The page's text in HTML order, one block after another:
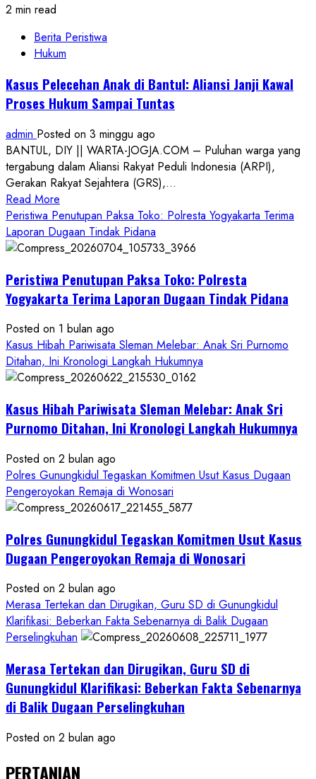
2 min read
Berita Peristiwa
Hukum
Kasus Pelecehan Anak di Bantul: Aliansi Janji Kawal
Proses Hukum Sampai Tuntas
admin Posted on 3 minggu ago
BANTUL, DIY || WARTA-JOGJA.COM – Puluhan warga yang
tergabung dalam Aliansi Rakyat Peduli Indonesia (ARPI),
Gerakan Rakyat Sejahtera (GRS),...
Read More
more
about
Kasus
Anak
di
Aliansi
Janji
Kawal
Proses
Sampai
Tuntas
Peristiwa Penutupan Paksa Toko: Polresta Yogyakarta Terima
Laporan Dugaan Tindak Pidana
Peristiwa Penutupan Paksa Toko: Polresta
Yogyakarta Terima Laporan Dugaan Tindak Pidana
Posted on 1 bulan ago
Kasus Hibah Pariwisata Sleman Melebar: Anak Sri Purnomo
Ditahan, Ini Kronologi Langkah Hukumnya
Kasus Hibah Pariwisata Sleman Melebar: Anak Sri
Purnomo Ditahan, Ini Kronologi Langkah Hukumnya
Posted on 2 bulan ago
Polres Gunungkidul Tegaskan Komitmen Usut Kasus Dugaan
Pengeroyokan Remaja di Wonosari
Polres Gunungkidul Tegaskan Komitmen Usut Kasus
Dugaan Pengeroyokan Remaja di Wonosari
Posted on 2 bulan ago
Merasa Tertekan dan Dirugikan, Guru SD di Gunungkidul
Klarifikasi: Beberkan Fakta Sebenarnya di Balik Dugaan
Perselingkuhan
Merasa Tertekan dan Dirugikan, Guru SD di
Gunungkidul Klarifikasi: Beberkan Fakta Sebenarnya
di Balik Dugaan Perselingkuhan
Posted on 2 bulan ago
PERTANIAN